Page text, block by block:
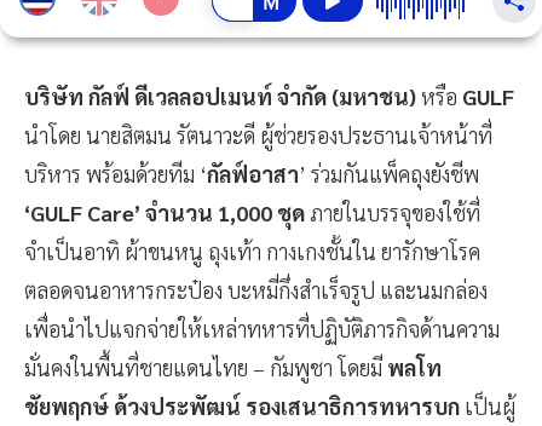
บริษัท กัลฟ์ ดีเวลลอปเมนท์ จำกัด (มหาชน)หรือ GULF
นำโดย นายสิตมน รัตนาวะดี ผู้ช่วยรองประธานเจ้าหน้าที่
บริหาร พร้อมด้วยทีม ‘กัลฟ์อาสา’ ร่วมกันแพ็คถุงยังชีพ
‘GULF Care’ จำนวน 1,000 ชุดภายในบรรจุของใช้ที่
จำเป็นอาทิ ผ้าขนหนู ถุงเท้า กางเกงชั้นใน ยารักษาโรค
ตลอดจนอาหารกระป๋อง บะหมี่กึ่งสำเร็จรูป และนมกล่อง
เพื่อนำไปแจกจ่ายให้เหล่าทหารที่ปฏิบัติภารกิจด้านความ
มั่นคงในพื้นที่ชายแดนไทย – กัมพูชา โดยมี พลโท
ชัยพฤกษ์ ด้วงประพัฒน์ รองเสนาธิการทหารบก เป็นผู้